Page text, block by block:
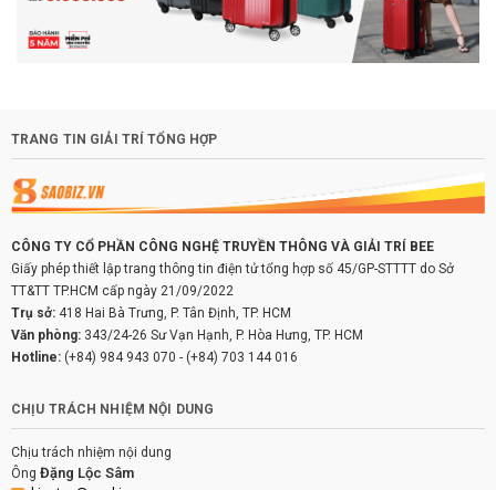
TRANG TIN GIẢI TRÍ TỔNG HỢP
CÔNG TY CỔ PHẦN CÔNG NGHỆ TRUYỀN THÔNG VÀ GIẢI TRÍ BEE
Giấy phép thiết lập trang thông tin điện tử tổng hợp số 45/GP-STTTT do Sở
TT&TT TP.HCM cấp ngày 21/09/2022
Trụ sở: 418 Hai Bà Trưng, P. Tân Định, TP. HCM
Văn phòng: 343/24-26 Sư Vạn Hạnh, P. Hòa Hưng, TP. HCM
Hotline: (+84) 984 943 070 - (+84) 703 144 016
CHỊU TRÁCH NHIỆM NỘI DUNG
Chịu trách nhiệm nội dung
Ông Đặng Lộc Sâm